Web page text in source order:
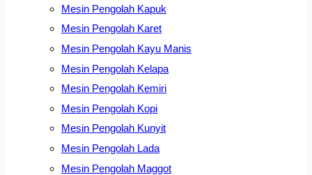
Mesin Pengolah Kapuk
Mesin Pengolah Karet
Mesin Pengolah Kayu Manis
Mesin Pengolah Kelapa
Mesin Pengolah Kemiri
Mesin Pengolah Kopi
Mesin Pengolah Kunyit
Mesin Pengolah Lada
Mesin Pengolah Maggot